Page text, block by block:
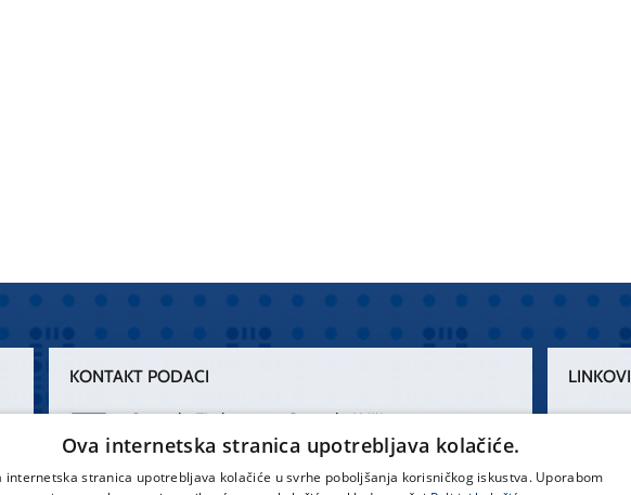
KONTAKT PODACI
Centrala Firule
021 556 111
Centrala Križine
021 557 111
LINKOVI
Ova internetska stranica upotrebljava kolačiće.
internetska stranica upotrebljava kolačiće u svrhe poboljšanja korisničkog iskustva. Uporabom